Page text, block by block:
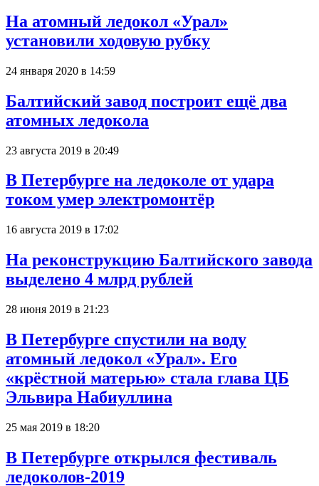
На атомный ледокол «Урал»
установили ходовую рубку
24 января 2020 в 14:59
Балтийский завод построит ещё два
атомных ледокола
23 августа 2019 в 20:49
В Петербурге на ледоколе от удара
током умер электромонтёр
16 августа 2019 в 17:02
На реконструкцию Балтийского завода
выделено 4 млрд рублей
28 июня 2019 в 21:23
В Петербурге спустили на воду
атомный ледокол «Урал». Его
«крёстной матерью» стала глава ЦБ
Эльвира Набиуллина
25 мая 2019 в 18:20
В Петербурге открылся фестиваль
ледоколов-2019